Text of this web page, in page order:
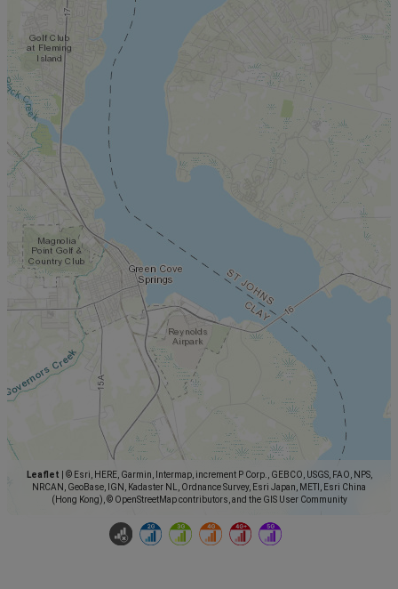
Leaflet
© Esri, HERE, Garmin, Intermap, increment P Corp., GEBCO, USGS, FAO, NPS,
NRCAN, GeoBase, IGN, Kadaster NL, Ordnance Survey, Esri Japan, METI, Esri China
(Hong Kong), © OpenStreetMap contributors, and the GIS User Community